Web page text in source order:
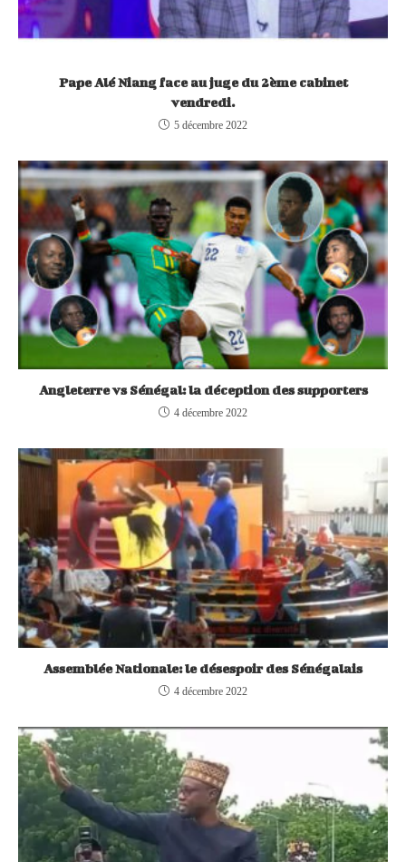
Pape Alé Niang face au juge du 2ème cabinet
vendredi.
5 décembre 2022
Angleterre vs Sénégal: la déception des supporters
4 décembre 2022
Assemblée Nationale: le désespoir des Sénégalais
4 décembre 2022